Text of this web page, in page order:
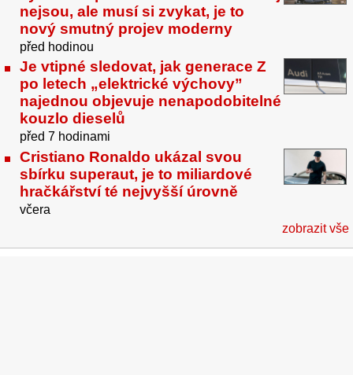
nejsou, ale musí si zvykat, je to
nový smutný projev moderny
před hodinou
Je vtipné sledovat, jak generace Z
po letech „elektrické výchovy”
najednou objevuje nenapodobitelné
kouzlo dieselů
před 7 hodinami
Cristiano Ronaldo ukázal svou
sbírku superaut, je to miliardové
hračkářství té nejvyšší úrovně
včera
zobrazit vše